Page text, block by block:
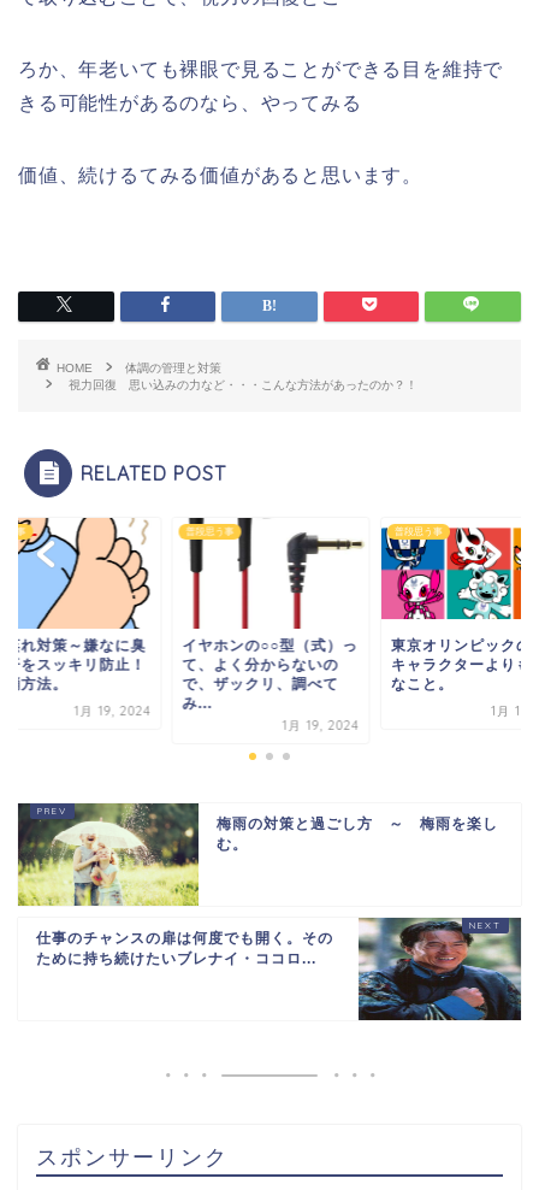
ろか、年老いても裸眼で見ることができる目を維持で
きる可能性があるのなら、やってみる
価値、続けるてみる価値があると思います。
HOME
体調の管理と対策
視力回復 思い込みの力など・・・こんな方法があったのか？！
RELATED POST
う事
蒸れ対策～嫌なに臭
汗をスッキリ防止！
方法。
1月 19, 2024
普段思う事
イヤホンの○○型（式）っ
て、よく分からないの
で、ザックリ、調べて
み...
1月 19, 2024
普段思う事
東京オリンピックの
キャラクターよりも
なこと。
1月 19,
梅雨の対策と過ごし方 ～ 梅雨を楽し
む。
仕事のチャンスの扉は何度でも開く。その
ために持ち続けたいブレナイ・ココロ...
スポンサーリンク